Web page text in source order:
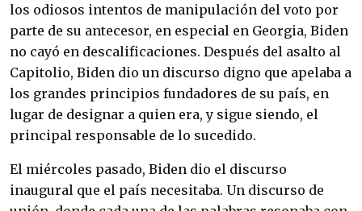
los odiosos intentos de manipulación del voto por
parte de su antecesor, en especial en Georgia, Biden
no cayó en descalificaciones. Después del asalto al
Capitolio, Biden dio un discurso digno que apelaba a
los grandes principios fundadores de su país, en
lugar de designar a quien era, y sigue siendo, el
principal responsable de lo sucedido.
El miércoles pasado, Biden dio el discurso
inaugural que el país necesitaba. Un discurso de